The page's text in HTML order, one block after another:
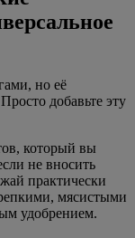
но её
добавьте эту
который вы
не вносить
практически
мясистыми
удобрением.